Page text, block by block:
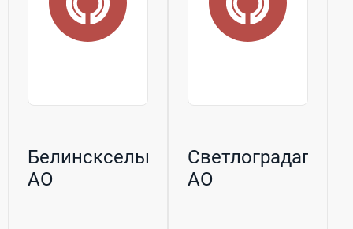
Белинсксельмаш,
АО
АО